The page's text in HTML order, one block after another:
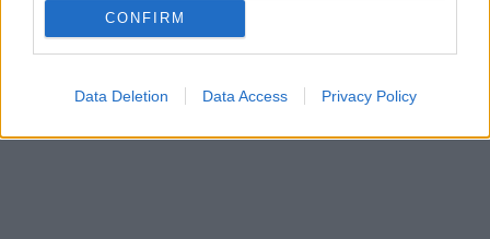
CONFIRM
Data Deletion Data Access Privacy Policy